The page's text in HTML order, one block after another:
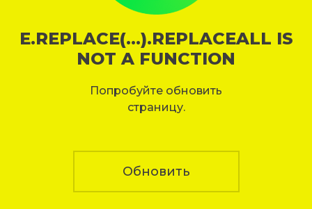
E.REPLACE(...).REPLACEALL IS
NOT A FUNCTION
Попробуйте обновить
страницу.
Обновить